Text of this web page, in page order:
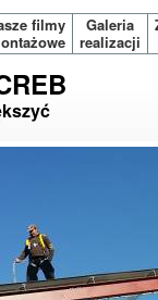
filmy
Galeria
realizacji